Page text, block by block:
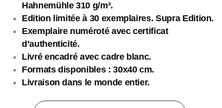
Hahnemühle 310 g/m².
Edition limitée à 30 exemplaires. Supra Edition.
Exemplaire numéroté avec certificat
d’authenticité.
Livré encadré avec cadre blanc.
Formats disponibles : 30x40 cm.
Livraison dans le monde entier.